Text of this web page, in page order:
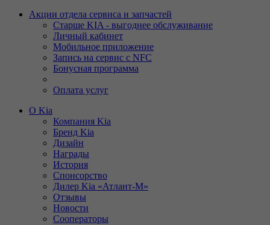
Акции отдела сервиса и запчастей
Старше KIA - выгоднее обслуживание
Личный кабинет
Мобильное приложение
Запись на сервис с NFC
Бонусная программа
Оплата услуг
О Kia
Компания Kia
Бренд Kia
Дизайн
Награды
История
Спонсорство
Дилер Kia «Атлант-М»
Отзывы
Новости
Сооператоры